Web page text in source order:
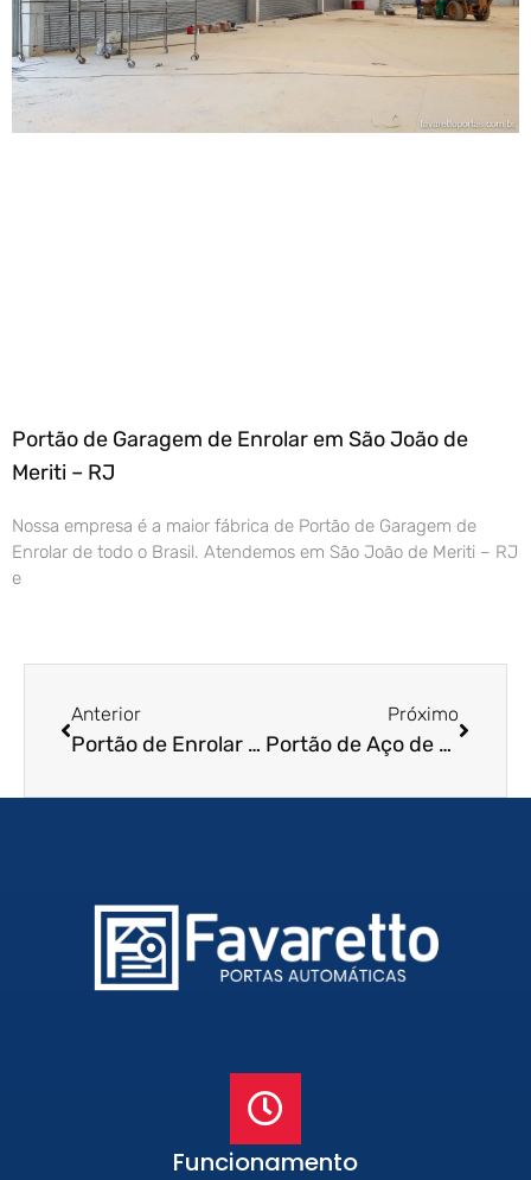
Portão de Garagem de Enrolar em São João de
Meriti – RJ
Nossa empresa é a maior fábrica de Portão de Garagem de
Enrolar de todo o Brasil. Atendemos em São João de Meriti – RJ
e
Anterior
Portão de Enrolar em Mairiporã – SP
Próximo
Portão de Aço de Enrolar em Lençóis Paulista – SP
Funcionamento